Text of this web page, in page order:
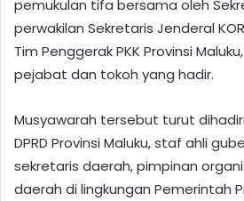
pemukulan tifa bersama oleh
perwakilan Sekretaris Jenderal
Tim Penggerak PKK Provinsi
pejabat dan tokoh yang hadir.
Musyawarah tersebut turut
DPRD Provinsi Maluku, staf ahli
sekretaris daerah, pimpinan
daerah di lingkungan Pemerintah